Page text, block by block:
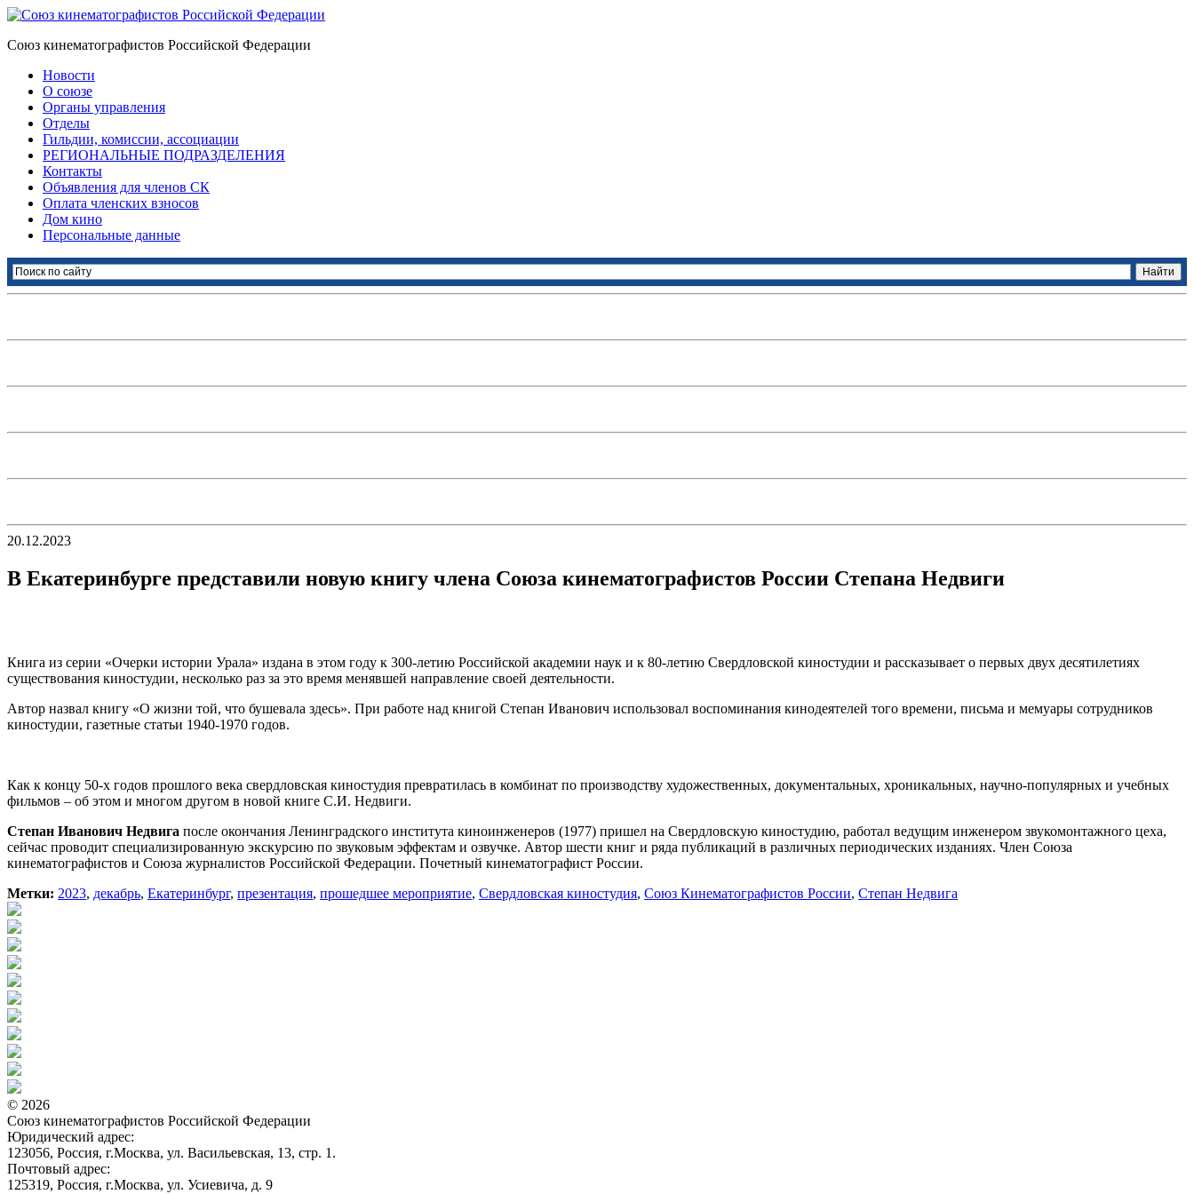
Союз кинематографистов Российской Федерации
Новости
О союзе
Органы управления
Отделы
Гильдии, комиссии, ассоциации
РЕГИОНАЛЬНЫЕ ПОДРАЗДЕЛЕНИЯ
Контакты
Объявления для членов СК
Оплата членских взносов
Дом кино
Персональные данные
20.12.2023
В Екатеринбурге представили новую книгу члена Союза кинематографистов России Степана Недвиги
Книга из серии «Очерки истории Урала» издана в этом году к 300-летию Российской академии наук и к 80-летию Свердловской киностудии и рассказывает о первых двух десятилетиях
существования киностудии, несколько раз за это время менявшей направление своей деятельности.
Автор назвал книгу «О жизни той, что бушевала здесь». При работе над книгой Степан Иванович использовал воспоминания кинодеятелей того времени, письма и мемуары сотрудников
киностудии, газетные статьи 1940-1970 годов.
Как к концу 50-х годов прошлого века свердловская киностудия превратилась в комбинат по производству художественных, документальных, хроникальных, научно-популярных и учебных
фильмов – об этом и многом другом в новой книге С.И. Недвиги.
Степан Иванович Недвига после окончания Ленинградского института киноинженеров (1977) пришел на Свердловскую киностудию, работал ведущим инженером звукомонтажного цеха,
сейчас проводит специализированную экскурсию по звуковым эффектам и озвучке. Автор шести книг и ряда публикаций в различных периодических изданиях. Член Союза
кинематографистов и Союза журналистов Российской Федерации. Почетный кинематографист России.
Метки: 2023, декабрь, Екатеринбург, презентация, прошедшее мероприятие, Свердловская киностудия, Союз Кинематографистов России, Степан Недвига
© 2026
Союз кинематографистов Российской Федерации
Юридический адрес:
123056, Россия, г.Москва, ул. Васильевская, 13, стр. 1.
Почтовый адрес:
125319, Россия, г.Москва, ул. Усиевича, д. 9